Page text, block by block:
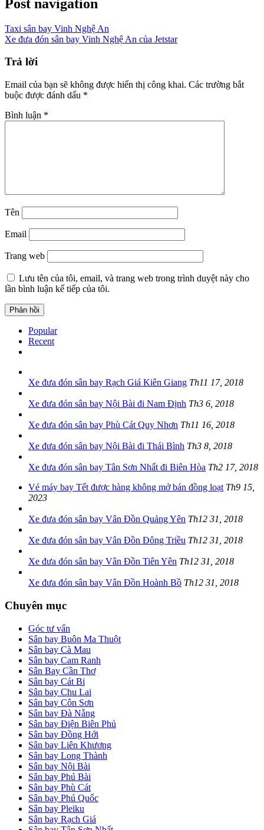
Post navigation
Taxi sân bay Vinh Nghệ An
Xe đưa đón sân bay Vinh Nghệ An của Jetstar
Trả lời
Email của bạn sẽ không được hiển thị công khai. Các trường bắt
buộc được đánh dấu *
Bình luận *
Tên
Email
Trang web
Lưu tên của tôi, email, và trang web trong trình duyệt này cho
lần bình luận kế tiếp của tôi.
Popular
Recent
Xe đưa đón sân bay Rạch Giá Kiên Giang Th11 17, 2018
Xe đưa đón sân bay Nội Bài đi Nam Định Th3 6, 2018
Xe đưa đón sân bay Phù Cát Quy Nhơn Th11 16, 2018
Xe đưa đón sân bay Nội Bài đi Thái Bình Th3 8, 2018
Xe đưa đón sân bay Tân Sơn Nhất đi Biên Hòa Th2 17, 2018
Vé máy bay Tết được hàng không mở bán đồng loạt Th9 15,
2023
Xe đưa đón sân bay Vân Đồn Quảng Yên Th12 31, 2018
Xe đưa đón sân bay Vân Đồn Đông Triều Th12 31, 2018
Xe đưa đón sân bay Vân Đồn Tiên Yên Th12 31, 2018
Xe đưa đón sân bay Vân Đồn Hoành Bồ Th12 31, 2018
Chuyên mục
Góc tư vấn
Sân bay Buôn Ma Thuột
Sân bay Cà Mau
Sân bay Cam Ranh
Sân Bay Cần Thơ
Sân bay Cát Bi
Sân bay Chu Lai
Sân bay Côn Sơn
Sân bay Đà Nẵng
Sân bay Điện Biên Phủ
Sân bay Đồng Hới
Sân bay Liên Khương
Sân bay Long Thành
Sân bay Nội Bài
Sân bay Phú Bài
Sân bay Phù Cát
Sân bay Phú Quốc
Sân bay Pleiku
Sân bay Rạch Giá